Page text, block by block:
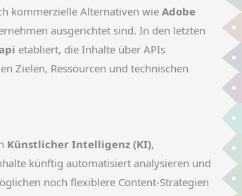
kommerzielle Alternativen wie Adobe
ausgerichtet sind. In den letzten
etabliert, die Inhalte über APIs
Zielen, Ressourcen und technischen
Künstlicher Intelligenz (KI),
künftig automatisiert analysieren und
noch flexiblere Content-Strategien